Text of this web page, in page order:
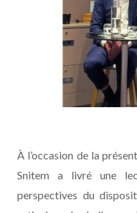
À l’occasion de la
Snitem a livré une
perspectives du